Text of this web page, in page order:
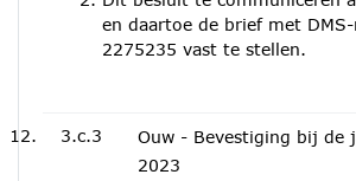
en daartoe de brief met
2275235 vast te stellen.
3.c.3
Ouw - Bevestiging bij de
2023